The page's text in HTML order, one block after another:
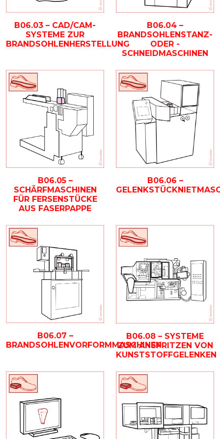
B06.03 – CAD/CAM-
SYSTEME ZUR
BRANDSOHLENHERSTELLUNG
B06.04 –
BRANDSOHLENSTANZ-
ODER -
SCHNEIDMASCHINEN
B06.05 –
SCHÄRFMASCHINEN
FÜR FERSENSTÜCKE
AUS FASERPAPPE
B06.06 –
B06.07 –
BRANDSOHLENVORFORMMASCHINEN
B06.08 – SYSTEME
ZUM ANSPRITZEN VON
KUNSTSTOFFGELENKEN